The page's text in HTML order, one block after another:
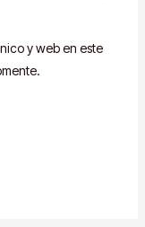
y web en este